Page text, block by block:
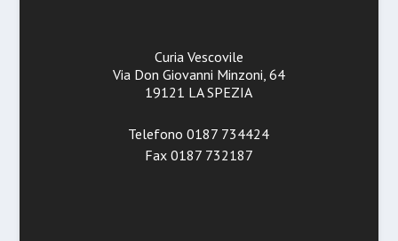
Curia Vescovile
Via Don Giovanni Minzoni, 64
19121 LA SPEZIA
Telefono 0187 734424
Fax 0187 732187